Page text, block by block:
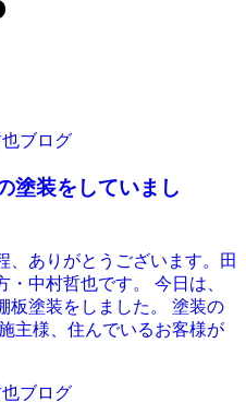
ブログ
塗装をしていまし
、ありがとうございます。田
中村哲也です。 今日は、
板塗装をしました。 塗装の
主様、住んでいるお客様が
ブログ